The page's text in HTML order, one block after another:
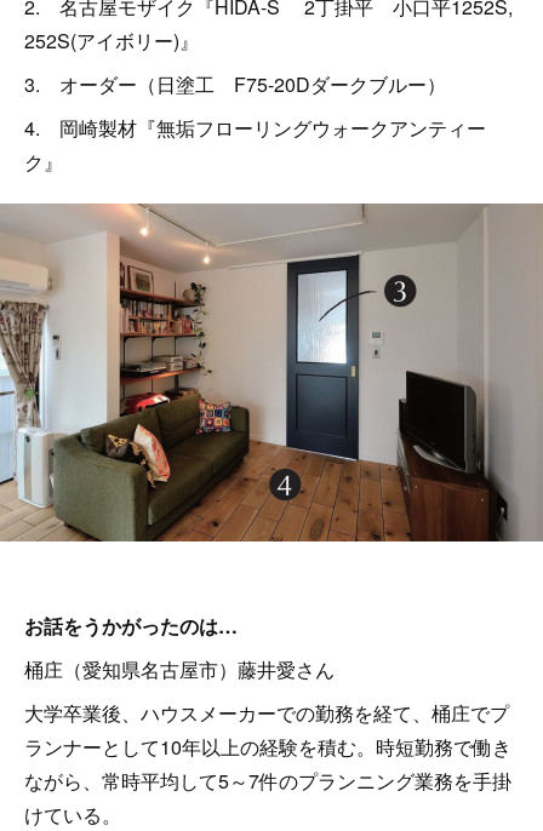
2. 名古屋モザイク『HIDA-S 2丁掛平 小口平1252S,
252S(アイボリー)』
3. オーダー（日塗工 F75-20Dダークブルー）
4. 岡崎製材『無垢フローリングウォークアンティー
ク』
お話をうかがったのは…
桶庄（愛知県名古屋市）藤井愛さん
大学卒業後、ハウスメーカーでの勤務を経て、桶庄でプ
ランナーとして10年以上の経験を積む。時短勤務で働き
ながら、常時平均して5～7件のプランニング業務を手掛
けている。